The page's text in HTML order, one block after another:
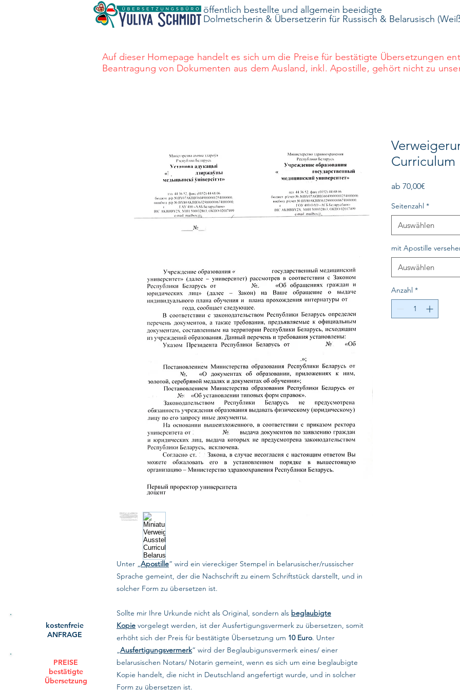
öffentlich bestellte und allgemein beeidigte
Dolmetscherin & Übersetzerin für Russisch & Belarusisch
Unter „Apostille“ wird ein viereckiger Stempel in belarusischer/russischer
Sprache gemeint, der die Nachschrift zu einem Schriftstück darstellt, und in
solcher Form zu übersetzen ist.
Sollte mir Ihre Urkunde nicht als Original, sondern als beglaubigte
Kopie vorgelegt werden, ist der Ausfertigungsvermerk zu übersetzen, somit
erhöht sich der Preis für bestätigte Übersetzung um 10 Euro. Unter
„Ausfertigungsvermerk“ wird der Beglaubigunsvermerk eines/ einer
belarusischen Notars/ Notarin gemeint, wenn es sich um eine beglaubigte
Kopie handelt, die nicht in Deutschland angefertigt wurde, und in solcher
Form zu übersetzen ist.
Curriculum
ab 70,00€
Seitenzahl *
Auswählen
mit Apostille
Auswählen
Anzahl *
Auf dieser Homepage handelt es sich um die Preise für bestätigte Übersetzungen
Beantragung von Dokumenten aus dem Ausland, inkl. Apostille, gehört nicht zu
PREISE
bestätigte
Übersetzung
kostenfreie
ANFRAGE